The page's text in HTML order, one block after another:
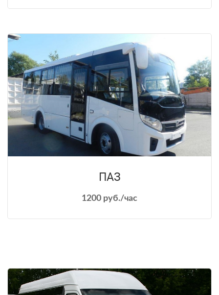
ПАЗ
1200 руб./час